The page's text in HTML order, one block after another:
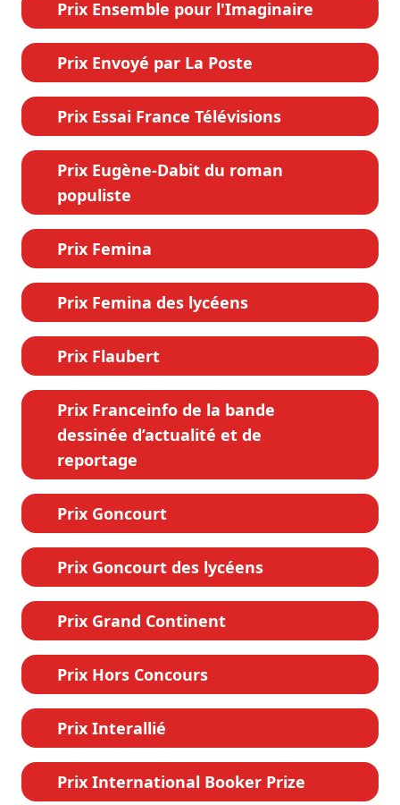
Prix Ensemble pour l'Imaginaire
Prix Envoyé par La Poste
Prix Essai France Télévisions
Prix Eugène-Dabit du roman
populiste
Prix Femina
Prix Femina des lycéens
Prix Flaubert
Prix Franceinfo de la bande
dessinée d’actualité et de
reportage
Prix Goncourt
Prix Goncourt des lycéens
Prix Grand Continent
Prix Hors Concours
Prix Interallié
Prix International Booker Prize